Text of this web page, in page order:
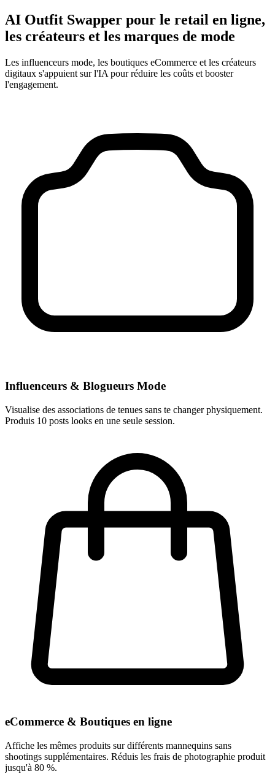
AI Outfit Swapper pour le retail en ligne,
les créateurs et les marques de mode
Les influenceurs mode, les boutiques eCommerce et les créateurs
digitaux s'appuient sur l'IA pour réduire les coûts et booster
l'engagement.
Influenceurs & Blogueurs Mode
Visualise des associations de tenues sans te changer physiquement.
Produis 10 posts looks en une seule session.
eCommerce & Boutiques en ligne
Affiche les mêmes produits sur différents mannequins sans
shootings supplémentaires. Réduis les frais de photographie produit
jusqu'à 80 %.